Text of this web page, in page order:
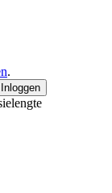
.